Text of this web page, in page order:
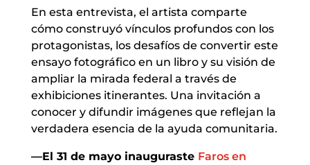
En esta entrevista, el artista comparte
cómo construyó vínculos profundos con los
protagonistas, los desafíos de convertir este
ensayo fotográfico en un libro y su visión de
ampliar la mirada federal a través de
exhibiciones itinerantes. Una invitación a
conocer y difundir imágenes que reflejan la
verdadera esencia de la ayuda comunitaria.
—El 31 de mayo inauguraste Faros en